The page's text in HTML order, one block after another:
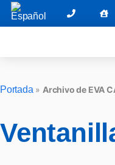
Portada » Archivo de EVA